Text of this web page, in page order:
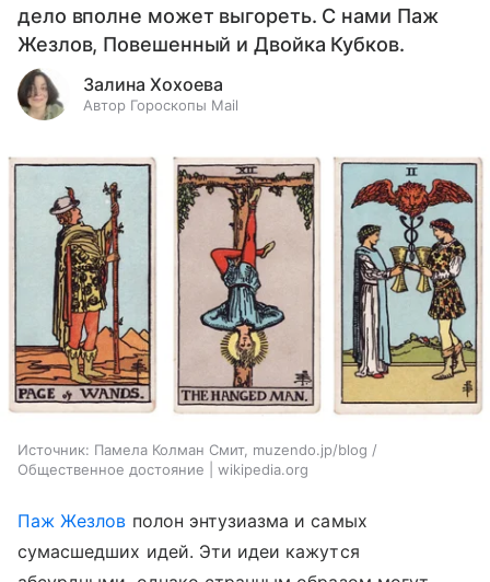
дело вполне может выгореть. С нами Паж
Жезлов, Повешенный и Двойка Кубков.
Залина Хохоева
Автор Гороскопы Mail
Источник: Памела Колман Смит, muzendo.jp/blog /
Общественное достояние | wikipedia.org
Паж Жезлов полон энтузиазма и самых
сумасшедших идей. Эти идеи кажутся